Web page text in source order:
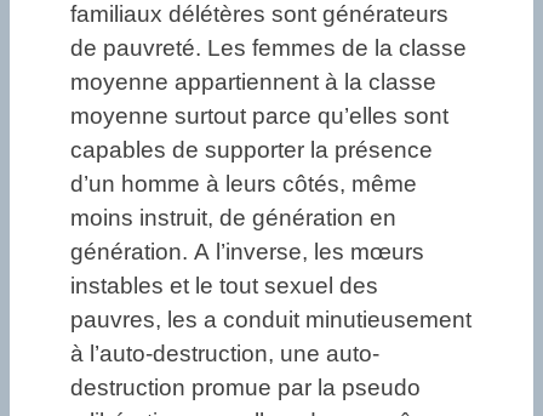
familiaux délétères sont générateurs
de pauvreté. Les femmes de la classe
moyenne appartiennent à la classe
moyenne surtout parce qu’elles sont
capables de supporter la présence
d’un homme à leurs côtés, même
moins instruit, de génération en
génération. A l’inverse, les mœurs
instables et le tout sexuel des
pauvres, les a conduit minutieusement
à l’auto-destruction, une auto-
destruction promue par la pseudo